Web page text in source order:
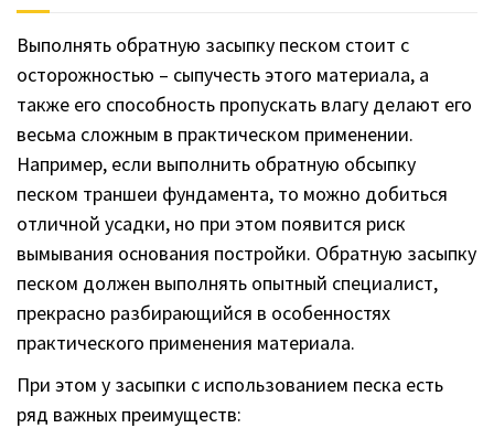
Выполнять обратную засыпку песком стоит с
осторожностью – сыпучесть этого материала, а
также его способность пропускать влагу делают его
весьма сложным в практическом применении.
Например, если выполнить обратную обсыпку
песком траншеи фундамента, то можно добиться
отличной усадки, но при этом появится риск
вымывания основания постройки. Обратную засыпку
песком должен выполнять опытный специалист,
прекрасно разбирающийся в особенностях
практического применения материала.
При этом у засыпки с использованием песка есть
ряд важных преимуществ: